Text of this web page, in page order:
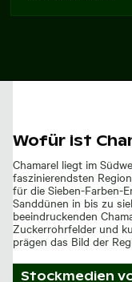
Wofür ist
Chamarel liegt im
faszinierendsten
für die Sieben-Farben-
Sanddünen in bis zu
beeindruckenden
Zuckerrohrfelder und
prägen das Bild der
Stockmedien